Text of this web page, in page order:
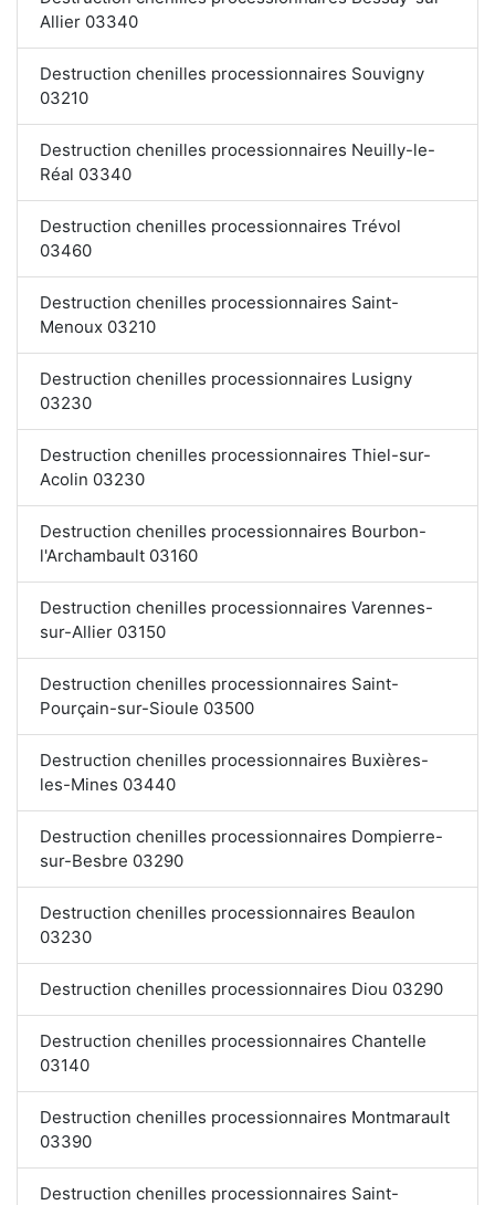
Allier 03340
Destruction chenilles processionnaires Souvigny
03210
Destruction chenilles processionnaires Neuilly-le-
Réal 03340
Destruction chenilles processionnaires Trévol
03460
Destruction chenilles processionnaires Saint-
Menoux 03210
Destruction chenilles processionnaires Lusigny
03230
Destruction chenilles processionnaires Thiel-sur-
Acolin 03230
Destruction chenilles processionnaires Bourbon-
l'Archambault 03160
Destruction chenilles processionnaires Varennes-
sur-Allier 03150
Destruction chenilles processionnaires Saint-
Pourçain-sur-Sioule 03500
Destruction chenilles processionnaires Buxières-
les-Mines 03440
Destruction chenilles processionnaires Dompierre-
sur-Besbre 03290
Destruction chenilles processionnaires Beaulon
03230
Destruction chenilles processionnaires Diou 03290
Destruction chenilles processionnaires Chantelle
03140
Destruction chenilles processionnaires Montmarault
03390
Destruction chenilles processionnaires Saint-